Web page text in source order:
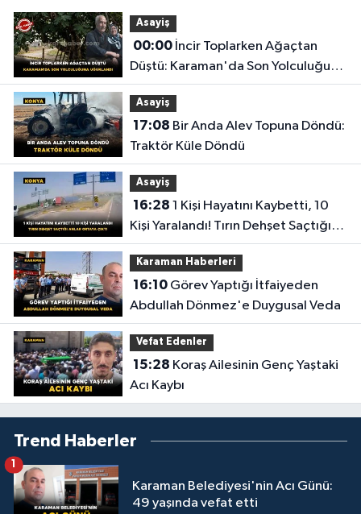
Asayiş
00:00İncir Toplarken Ağaçtan
Düştü: Karaman'da Son Yolculuğuna
Uğurlandı
Asayiş
17:08
Traktör Küle Döndü
Asayiş
16:28
Kişi Yaralandı! Tırın Dehşet Saçtığı
Anlar Ortaya Çıktı
Karaman Haberleri
16:10Görev Yaptığı İtfaiyeden
Abdullah Dönmez'e Duygusal Veda
Vefat Edenler
15:28
Acı Kaybı
Trend Haberler
Karaman Belediyesi'nin Acı Günü:
49 yaşında vefat etti
1